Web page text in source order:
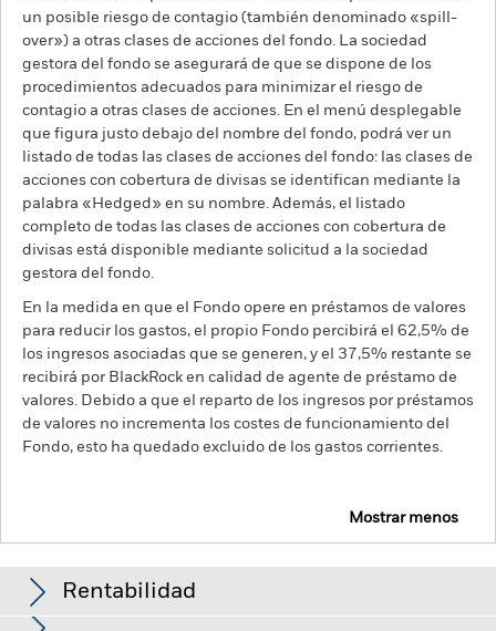
un posible riesgo de contagio (también denominado «spill-
over») a otras clases de acciones del fondo. La sociedad
gestora del fondo se asegurará de que se dispone de los
procedimientos adecuados para minimizar el riesgo de
contagio a otras clases de acciones. En el menú desplegable
que figura justo debajo del nombre del fondo, podrá ver un
listado de todas las clases de acciones del fondo: las clases de
acciones con cobertura de divisas se identifican mediante la
palabra «Hedged» en su nombre. Además, el listado
completo de todas las clases de acciones con cobertura de
divisas está disponible mediante solicitud a la sociedad
gestora del fondo.
En la medida en que el Fondo opere en préstamos de valores
para reducir los gastos, el propio Fondo percibirá el 62,5% de
los ingresos asociadas que se generen, y el 37,5% restante se
recibirá por BlackRock en calidad de agente de préstamo de
valores. Debido a que el reparto de los ingresos por préstamos
de valores no incrementa los costes de funcionamiento del
Fondo, esto ha quedado excluido de los gastos corrientes.
Mostrar menos
Rentabilidad